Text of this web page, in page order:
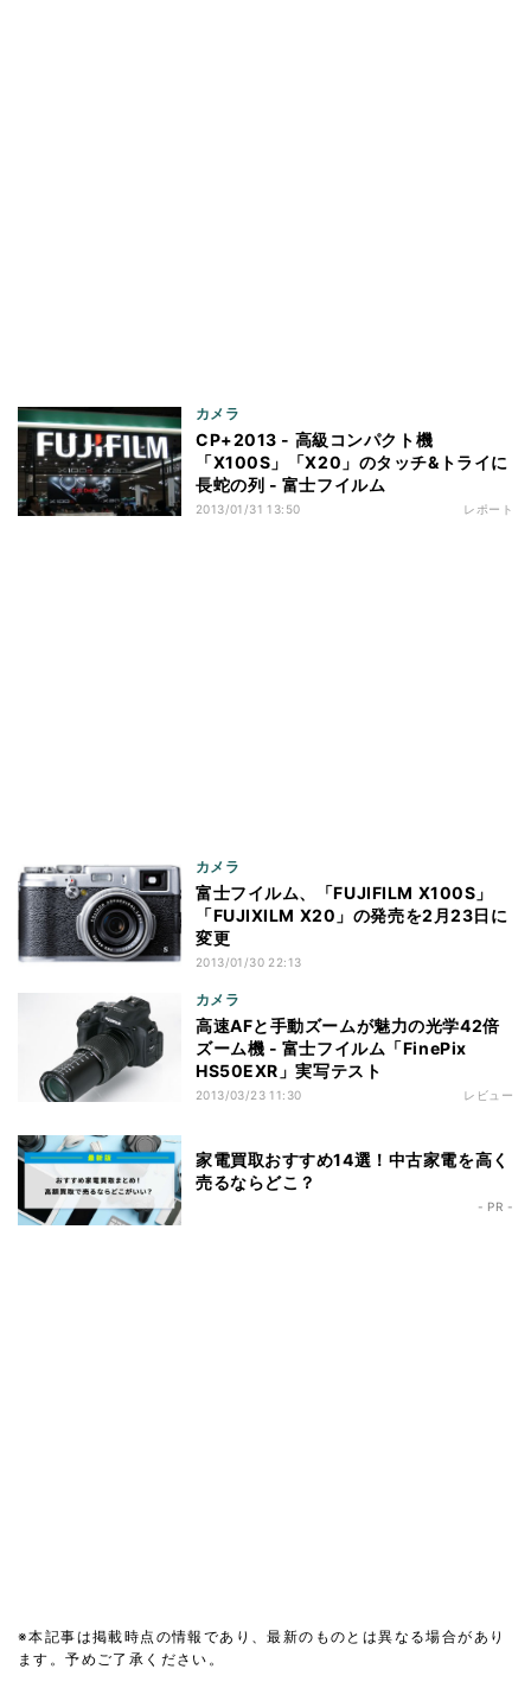
カメラ
CP+2013 - 高級コンパクト機
「X100S」「X20」のタッチ&トライに
長蛇の列 - 富士フイルム
2013/01/31 13:50 レポート
カメラ
富士フイルム、「FUJIFILM X100S」
「FUJIXILM X20」の発売を2月23日に
変更
2013/01/30 22:13
カメラ
高速AFと手動ズームが魅力の光学42倍
ズーム機 - 富士フイルム「FinePix
HS50EXR」実写テスト
2013/03/23 11:30 レビュー
家電買取おすすめ14選！中古家電を高く
売るならどこ？
- PR -
※本記事は掲載時点の情報であり、最新のものとは異なる場合があり
ます。予めご了承ください。